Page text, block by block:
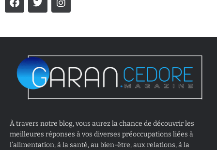
À travers notre blog, vous aurez la chance de découvrir les
meilleures réponses à vos diverses préoccupations liées à
l’alimentation, à la santé, au bien-être, aux relations, à la